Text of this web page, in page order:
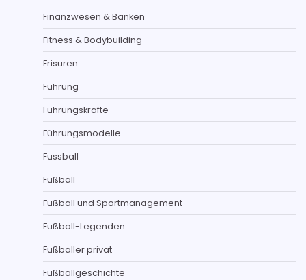
Finanzwesen & Banken
Fitness & Bodybuilding
Frisuren
Führung
Führungskräfte
Führungsmodelle
Fussball
Fußball
Fußball und Sportmanagement
Fußball-Legenden
Fußballer privat
Fußballgeschichte